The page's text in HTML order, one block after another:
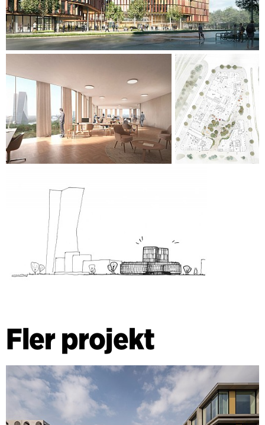
samtidigt som utsikten optimeras. På gatunivå gör den
böjda organiska formen att byggnaden verkar inbjudande
och bekant för förbipasserande. Mellan byggnadens
huvudingång och Honsellstrasse skapas ett stadsrum som
uppmuntrar fotgängare att ta en paus. Fasaden är tillverkad
av återvunnen eloxerad aluminium i olika toner av brunt och
Fler projekt